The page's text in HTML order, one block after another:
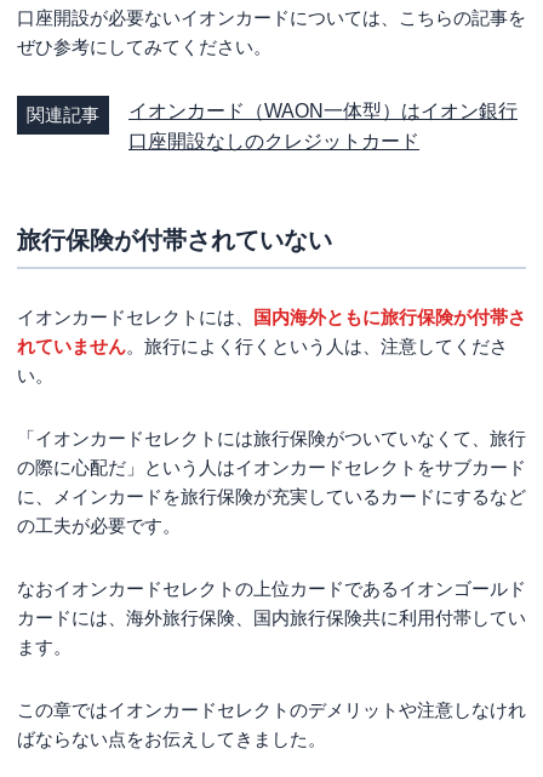
口座開設が必要ないイオンカードについては、こちらの記事を
ぜひ参考にしてみてください。
関連記事
イオンカード（WAON一体型）はイオン銀行
口座開設なしのクレジットカード
旅行保険が付帯されていない
イオンカードセレクトには、
国内海外ともに旅行保険が付帯さ
れていません。旅行によく行くという人は、注意してくださ
い。
「イオンカードセレクトには旅行保険がついていなくて、旅行
の際に心配だ」という人はイオンカードセレクトをサブカード
に、メインカードを旅行保険が充実しているカードにするなど
の工夫が必要です。
なおイオンカードセレクトの上位カードであるイオンゴールド
カードには、海外旅行保険、国内旅行保険共に利用付帯してい
ます。
この章ではイオンカードセレクトのデメリットや注意しなけれ
ばならない点をお伝えしてきました。